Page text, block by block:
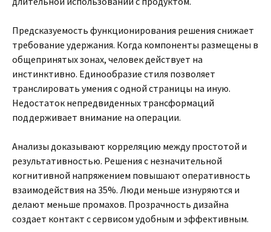
Предсказуемость функционирования решения снижает
требование удержания. Когда компоненты размещены в
общепринятых зонах, человек действует на
инстинктивно. Единообразие стиля позволяет
транслировать умения с одной страницы на иную.
Недостаток непредвиденных трансформаций
поддерживает внимание на операции.
Анализы доказывают корреляцию между простотой и
результативностью. Решения с незначительной
когнитивной напряжением повышают оперативность
взаимодействия на 35%. Люди меньше изнуряются и
делают меньше промахов. Прозрачность дизайна
создает контакт с сервисом удобным и эффективным.